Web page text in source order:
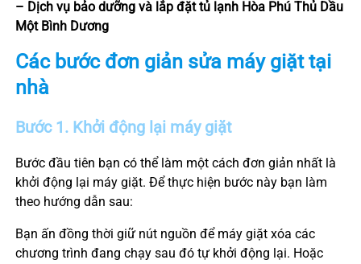
– Dịch vụ bảo dưỡng và lắp đặt tủ lạnh Hòa Phú Thủ Dầu
Một Bình Dương
Các bước đơn giản sửa máy giặt tại
nhà
Bước 1. Khởi động lại máy giặt
Bước đầu tiên bạn có thể làm một cách đơn giản nhất là
khởi động lại máy giặt. Để thực hiện bước này bạn làm
theo hướng dẫn sau:
Bạn ấn đồng thời giữ nút nguồn để máy giặt xóa các
chương trình đang chạy sau đó tự khởi động lại. Hoặc